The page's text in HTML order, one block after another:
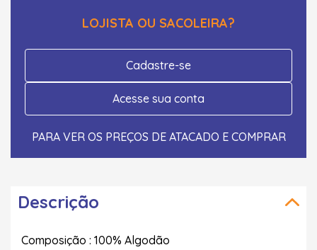
LOJISTA OU SACOLEIRA?
Cadastre-se
Acesse sua conta
PARA VER OS PREÇOS DE ATACADO E COMPRAR
Descrição
Composição : 100% Algodão